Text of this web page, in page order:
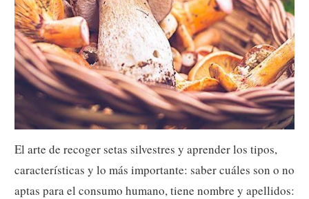
El arte de recoger setas silvestres y aprender los tipos,
características y lo más importante: saber cuáles son o no
aptas para el consumo humano, tiene nombre y apellidos: